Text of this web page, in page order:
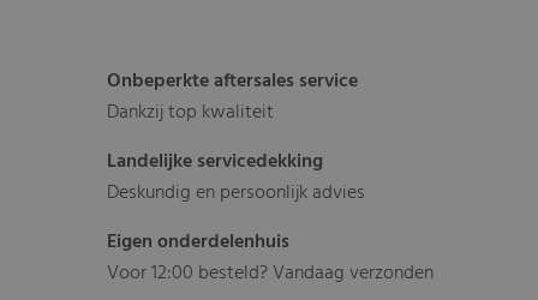
Onbeperkte aftersales service
Dankzij top kwaliteit
Landelijke servicedekking
Deskundig en persoonlijk advies
Eigen onderdelenhuis
Voor 12:00 besteld? Vandaag verzonden